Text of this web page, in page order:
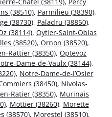
(38510), Parmilieu (38390),
(38730), Paladru (38850),
(38114), Oytier-Saint-Oblas
(38520), Ornon (38520),
Rattier (38350), Optevoz
Dame-de-Vaulx (38144),
, Notre-Dame-de-l’Osier
(38450), Nivolas-
Ratier (38350), Murinais
, Mottier (38260), Morette
(38570), Morestel (38510),